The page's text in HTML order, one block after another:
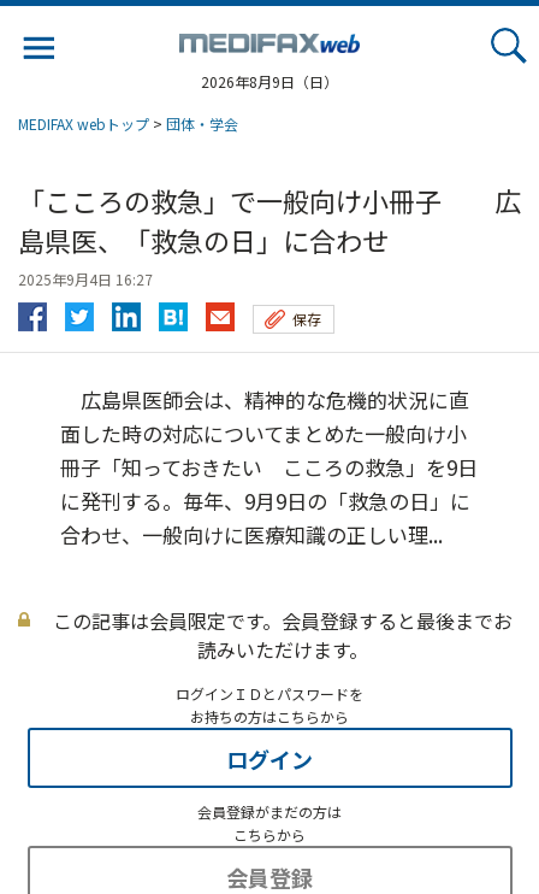
2026年8月9日（日）
MEDIFAX webトップ > 団体・学会
「こころの救急」で一般向け小冊子 広
島県医、「救急の日」に合わせ
2025年9月4日 16:27
保存
広島県医師会は、精神的な危機的状況に直
面した時の対応についてまとめた一般向け小
冊子「知っておきたい こころの救急」を9日
に発刊する。毎年、9月9日の「救急の日」に
合わせ、一般向けに医療知識の正しい理...
この記事は会員限定です。会員登録すると最後までお
読みいただけます。
ログインＩＤとパスワードを
お持ちの方はこちらから
ログイン
会員登録がまだの方は
こちらから
会員登録